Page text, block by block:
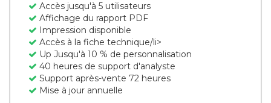
Accès jusqu'à 5 utilisateurs
Affichage du rapport PDF
Impression disponible
Accès à la fiche technique/li>
Up Jusqu'à 10 % de personnalisation
40 heures de support d'analyste
Support après-vente 72 heures
Mise à jour annuelle